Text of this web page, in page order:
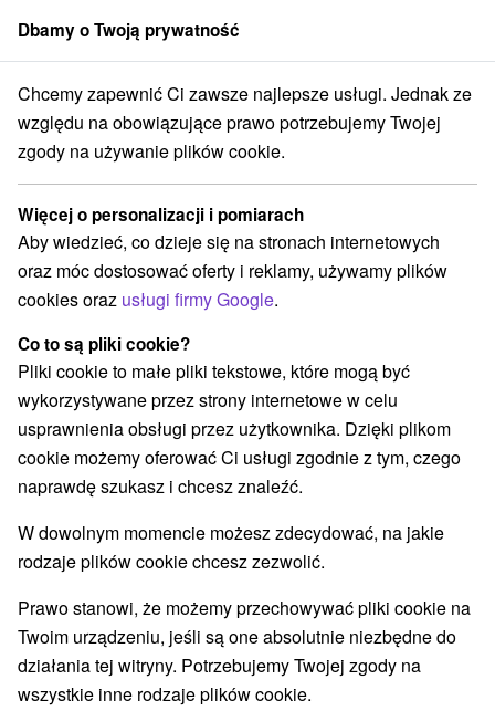
członek grupySorger
Drevenice Stredné Slovensko Žilinský kraj Liptovské Revúce
Drevenice Liptovské Revúce
Kategorie
Wszystkie kategorie
Chaty na prenájom(9)
Drevenice(5) Penzióny (4) Priváty
Wybierz lokalizację lub datę
WSZYSTKO NAJTAŃSZE NAJDROŻSZE NA
Dbamy o Twoją prywatność
Chcemy zapewnić Ci zawsze najlepsze usługi. Jednak ze
względu na obowiązujące prawo potrzebujemy Twojej
zgody na używanie plików cookie.
Więcej o personalizacji i pomiarach
Aby wiedzieć, co dzieje się na stronach internetowych
oraz móc dostosować oferty i reklamy, używamy plików
cookies oraz usługi firmy Google.
Co to są pliki cookie?
Pliki cookie to małe pliki tekstowe, które mogą być
wykorzystywane przez strony internetowe w celu
usprawnienia obsługi przez użytkownika. Dzięki plikom
cookie możemy oferować Ci usługi zgodnie z tym, czego
naprawdę szukasz i chcesz znaleźć.
W dowolnym momencie możesz zdecydować, na jakie
rodzaje plików cookie chcesz zezwolić.
Prawo stanowi, że możemy przechowywać pliki cookie na
Twoim urządzeniu, jeśli są one absolutnie niezbędne do
działania tej witryny. Potrzebujemy Twojej zgody na
wszystkie inne rodzaje plików cookie.